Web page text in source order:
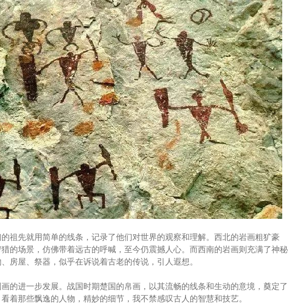
祖先就用简单的线条，记录了他们对世界的观察和理解。西北的岩画粗犷豪
的场景，仿佛带着远古的呼喊，至今仍震撼人心。而西南的岩画则充满了神秘
房屋、祭器，似乎在诉说着古老的传说，引人遐想。
的进一步发展。战国时期楚国的帛画，以其流畅的线条和生动的意境，奠定了
着那些飘逸的人物，精妙的细节，我不禁感叹古人的智慧和技艺。